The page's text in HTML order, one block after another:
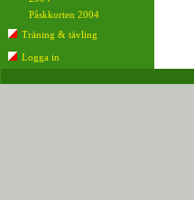
Påskkorten 2004
Träning & tävling
Logga in